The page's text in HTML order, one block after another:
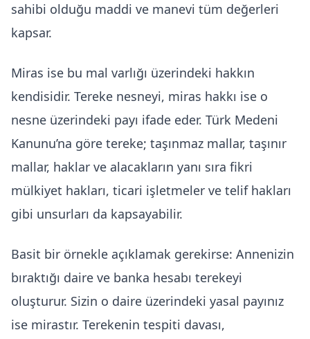
sahibi olduğu maddi ve manevi tüm değerleri
kapsar.
Miras ise bu mal varlığı üzerindeki hakkın
kendisidir. Tereke nesneyi, miras hakkı ise o
nesne üzerindeki payı ifade eder. Türk Medeni
Kanunu’na göre tereke; taşınmaz mallar, taşınır
mallar, haklar ve alacakların yanı sıra fikri
mülkiyet hakları, ticari işletmeler ve telif hakları
gibi unsurları da kapsayabilir.
Basit bir örnekle açıklamak gerekirse: Annenizin
bıraktığı daire ve banka hesabı terekeyi
oluşturur. Sizin o daire üzerindeki yasal payınız
ise mirastır. Terekenin tespiti davası,